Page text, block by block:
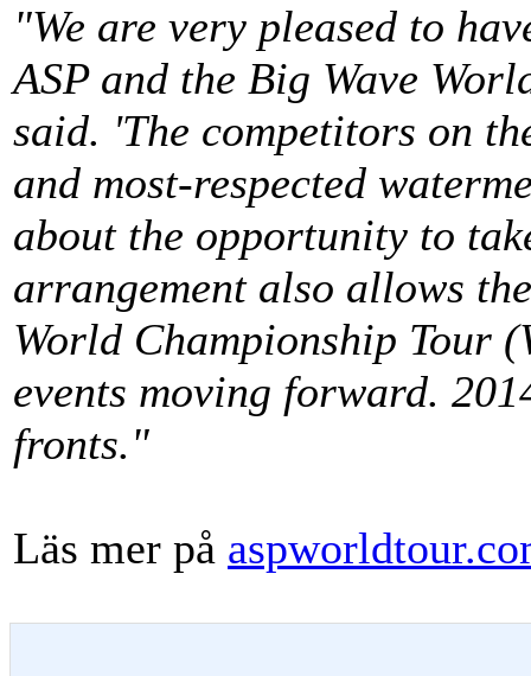
"We are very pleased to
ASP and the Big Wave
said. 'The competitors on
and most-respected
about the opportunity to
arrangement also allows
World Championship Tour
events moving forward.
fronts."
Läs mer på